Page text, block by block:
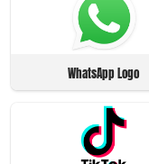
WhatsApp Logo